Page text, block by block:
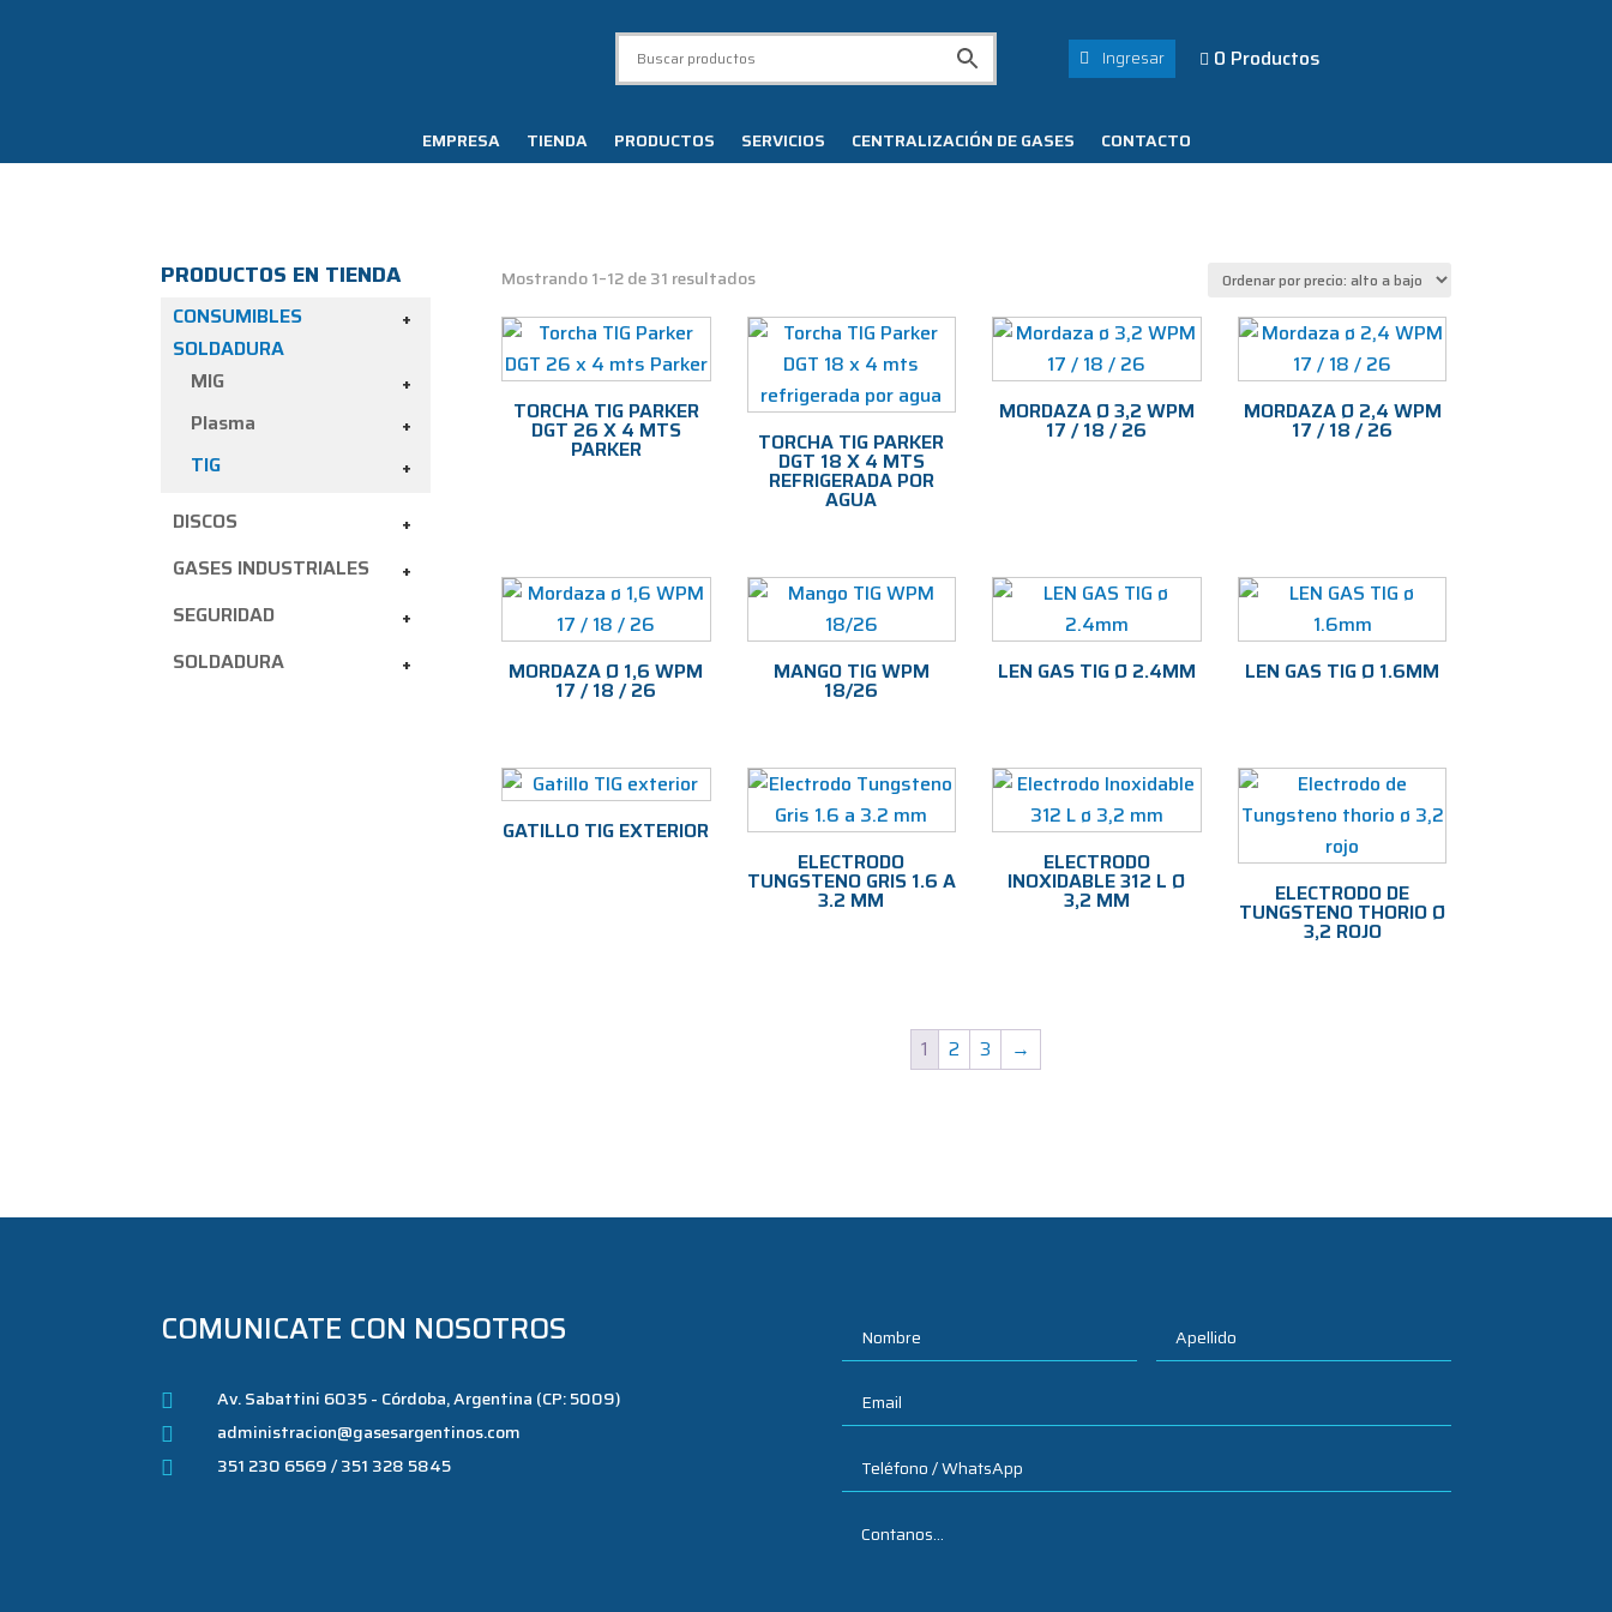
Ingresar  0 Productos
EMPRESA TIENDA PRODUCTOS SERVICIOS CENTRALIZACIÓN DE GASES CONTACTO
PRODUCTOS EN TIENDA
+
CONSUMIBLES
SOLDADURA
+
MIG
+
Plasma
+
TIG
+
DISCOS
+
GASES INDUSTRIALES
+
SEGURIDAD
+
SOLDADURA
Mostrando 1–12 de 31 resultadosOrdenado
precio:
alto
a
bajo
TORCHA TIG PARKER
DGT 26 X 4 MTS
PARKER TORCHA TIG PARKER
DGT 18 X 4 MTS
REFRIGERADA POR
AGUA
MORDAZA Ø 3,2 WPM
17 / 18 / 26
MORDAZA Ø 2,4 WPM
17 / 18 / 26
MORDAZA Ø 1,6 WPM
17 / 18 / 26
MANGO TIG WPM
18/26
LEN GAS TIG Ø 2.4MM LEN GAS TIG Ø 1.6MM
GATILLO TIG EXTERIOR
ELECTRODO
TUNGSTENO GRIS 1.6 A
3.2 MM
ELECTRODO
INOXIDABLE 312 L Ø
3,2 MM ELECTRODO DE
TUNGSTENO THORIO Ø
3,2 ROJO
1 2 3 →
COMUNICATE CON NOSOTROS
 Av. Sabattini 6035 - Córdoba, Argentina (CP: 5009)
 administracion@gasesargentinos.com
 351 230 6569 / 351 328 5845